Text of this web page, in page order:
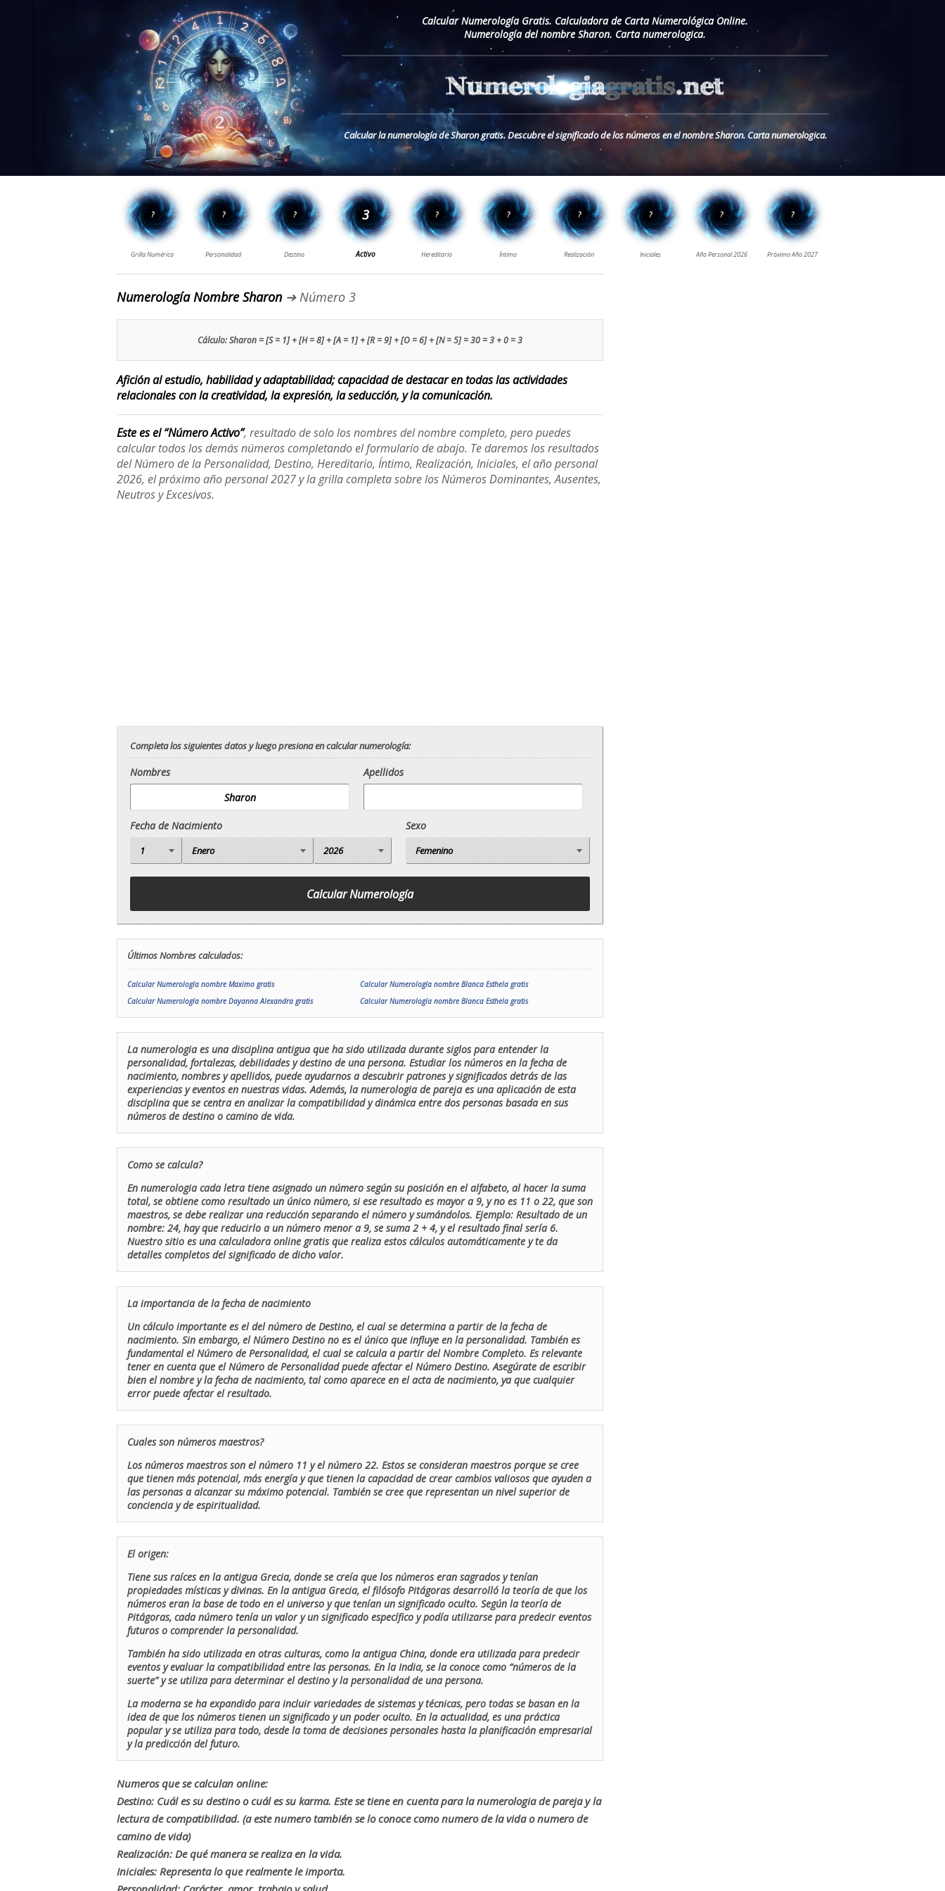
Calcular Numerología Gratis. Calculadora de Carta Numerológica Online.
Numerología del nombre Sharon. Carta numerologica.
Calcular la numerología de Sharon gratis. Descubre el significado de los números en el nombre Sharon. Carta numerologica.
Numerología Nombre Sharon➔ Número 3
Cálculo: Sharon = [S = 1] + [H = 8] + [A = 1] + [R = 9] + [O = 6] + [N = 5] = 30 = 3 + 0 = 3
Afición al estudio, habilidad y adaptabilidad; capacidad de destacar en todas las actividades
relacionales con la creatividad, la expresión, la seducción, y la comunicación.
Este es el “Número Activo”, resultado de solo los nombres del nombre completo, pero puedes
calcular todos los demás números completando el formulario de abajo. Te daremos los resultados
del Número de la Personalidad, Destino, Hereditario, Íntimo, Realización, Iniciales, el año personal
2026, el próximo año personal 2027 y la grilla completa sobre los Números Dominantes, Ausentes,
Neutros y Excesivos.
Completa los siguientes datos y luego presiona en calcular numerología:
Nombres Apellidos
Fecha de Nacimiento Sexo
Últimos Nombres calculados:
Calcular Numerología nombre Maximo gratis
Calcular Numerología nombre Blanca Esthela gratis
Calcular Numerología nombre Dayanna Alexandra gratis
Calcular Numerología nombre Blanca Esthela gratis
La numerologia es una disciplina antigua que ha sido utilizada durante siglos para entender la
personalidad, fortalezas, debilidades y destino de una persona. Estudiar los números en la fecha de
nacimiento, nombres y apellidos, puede ayudarnos a descubrir patrones y significados detrás de las
experiencias y eventos en nuestras vidas. Además, la numerologia de pareja es una aplicación de esta
disciplina que se centra en analizar la compatibilidad y dinámica entre dos personas basada en sus
números de destino o camino de vida.
Como se calcula?
En numerologia cada letra tiene asignado un número según su posición en el alfabeto, al hacer la suma
total, se obtiene como resultado un único número, si ese resultado es mayor a 9, y no es 11 o 22, que son
maestros, se debe realizar una reducción separando el número y sumándolos. Ejemplo: Resultado de un
nombre: 24, hay que reducirlo a un número menor a 9, se suma 2 + 4, y el resultado final sería 6.
Nuestro sitio es una calculadora online gratis que realiza estos cálculos automáticamente y te da
detalles completos del significado de dicho valor.
La importancia de la fecha de nacimiento
Un cálculo importante es el del número de Destino, el cual se determina a partir de la fecha de
nacimiento. Sin embargo, el Número Destino no es el único que influye en la personalidad. También es
fundamental el Número de Personalidad, el cual se calcula a partir del Nombre Completo. Es relevante
tener en cuenta que el Número de Personalidad puede afectar el Número Destino. Asegúrate de escribir
bien el nombre y la fecha de nacimiento, tal como aparece en el acta de nacimiento, ya que cualquier
error puede afectar el resultado.
Cuales son números maestros?
Los números maestros son el número 11 y el número 22. Estos se consideran maestros porque se cree
que tienen más potencial, más energía y que tienen la capacidad de crear cambios valiosos que ayuden a
las personas a alcanzar su máximo potencial. También se cree que representan un nivel superior de
conciencia y de espiritualidad.
El origen:
Tiene sus raíces en la antigua Grecia, donde se creía que los números eran sagrados y tenían
propiedades místicas y divinas. En la antigua Grecia, el filósofo Pitágoras desarrolló la teoría de que los
números eran la base de todo en el universo y que tenían un significado oculto. Según la teoría de
Pitágoras, cada número tenía un valor y un significado específico y podía utilizarse para predecir eventos
futuros o comprender la personalidad.
También ha sido utilizada en otras culturas, como la antigua China, donde era utilizada para predecir
eventos y evaluar la compatibilidad entre las personas. En la India, se la conoce como “números de la
suerte” y se utiliza para determinar el destino y la personalidad de una persona.
La moderna se ha expandido para incluir variedades de sistemas y técnicas, pero todas se basan en la
idea de que los números tienen un significado y un poder oculto. En la actualidad, es una práctica
popular y se utiliza para todo, desde la toma de decisiones personales hasta la planificación empresarial
y la predicción del futuro.
Numeros que se calculan online:
Destino: Cuál es su destino o cuál es su karma. Este se tiene en cuenta para la numerologia de pareja y la
lectura de compatibilidad. (a este numero también se lo conoce como numero de la vida o numero de
camino de vida)
Realización: De qué manera se realiza en la vida.
Iniciales: Representa lo que realmente le importa.